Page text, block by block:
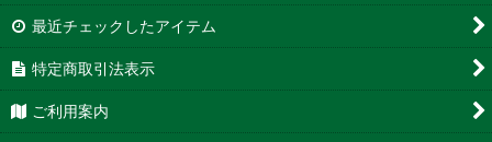
最近チェックしたアイテム
特定商取引法表示
ご利用案内